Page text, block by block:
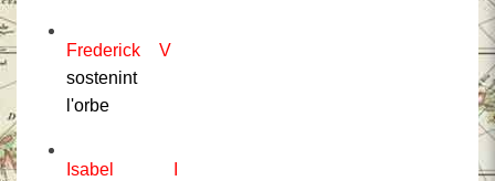
Frederick V
sostenint
l'orbe
Isabel I